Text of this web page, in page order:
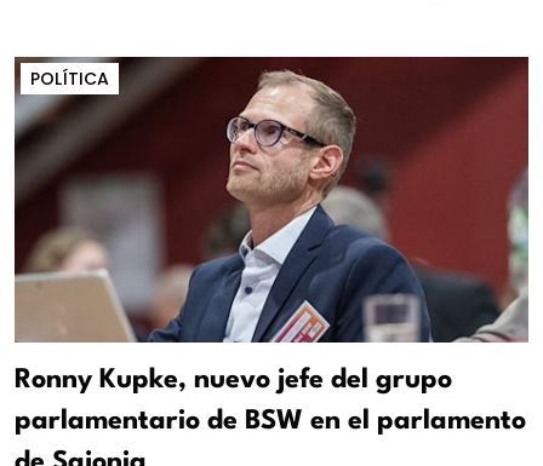
POLÍTICA
Ronny Kupke, nuevo jefe del grupo
parlamentario de BSW en el parlamento